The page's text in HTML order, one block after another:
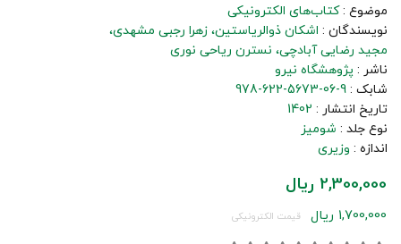
موضوع :کتاب‌های الکترونیکی
نویسندگان : اشکان ذوالریاستین زهرا رجبی مشهدی
مجید رضایی آبادچی نسترن ریاحی نوری
ناشر : پژوهشگاه نیرو
شابک : 978-622-5673-06-9
تاریخ انتشار : 1402
نوع جلد : شومیز
اندازه : وزیری
2,300,000 ریال
1,700,000 ریال قیمت الکترونیکی